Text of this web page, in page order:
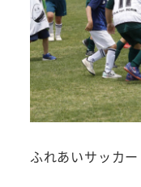
ふれあいサッカ